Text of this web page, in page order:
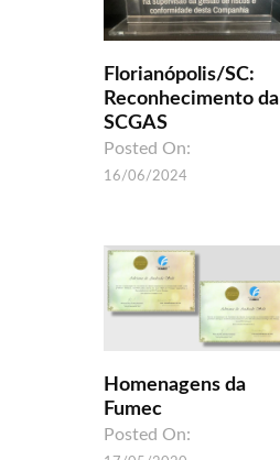
Florianópolis/SC:
Reconhecimento da
SCGAS
Posted On:
16/06/2024
Homenagens da
Fumec
Posted On: